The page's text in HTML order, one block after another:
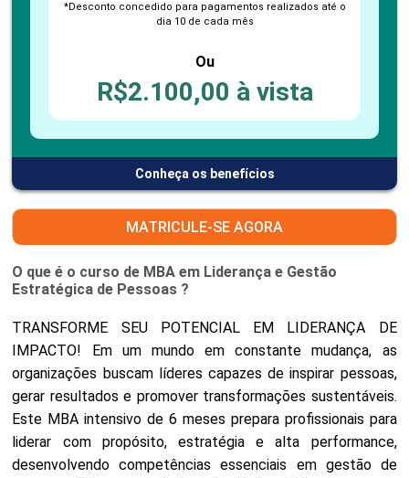
*Desconto concedido para pagamentos realizados até o
dia 10 de cada mês
Ou
R$2.100,00 à vista
Conheça os benefícios
MATRICULE-SE AGORA
O que é o curso de MBA em Liderança e Gestão
Estratégica de Pessoas ?
TRANSFORME SEU POTENCIAL EM LIDERANÇA DE
IMPACTO! Em um mundo em constante mudança, as
organizações buscam líderes capazes de inspirar pessoas,
gerar resultados e promover transformações sustentáveis.
Este MBA intensivo de 6 meses prepara profissionais para
liderar com propósito, estratégia e alta performance,
desenvolvendo competências essenciais em gestão de